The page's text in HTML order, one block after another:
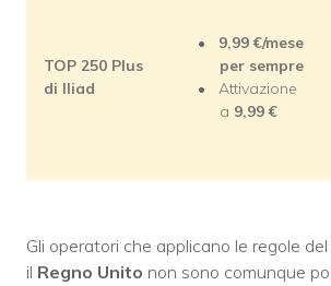
TOP 250 Plus
di Iliad
9,99 €/mese
per sempre
Attivazione
a 9,99 €
Gli operatori che applicano le regole
il Regno Unito non sono comunque